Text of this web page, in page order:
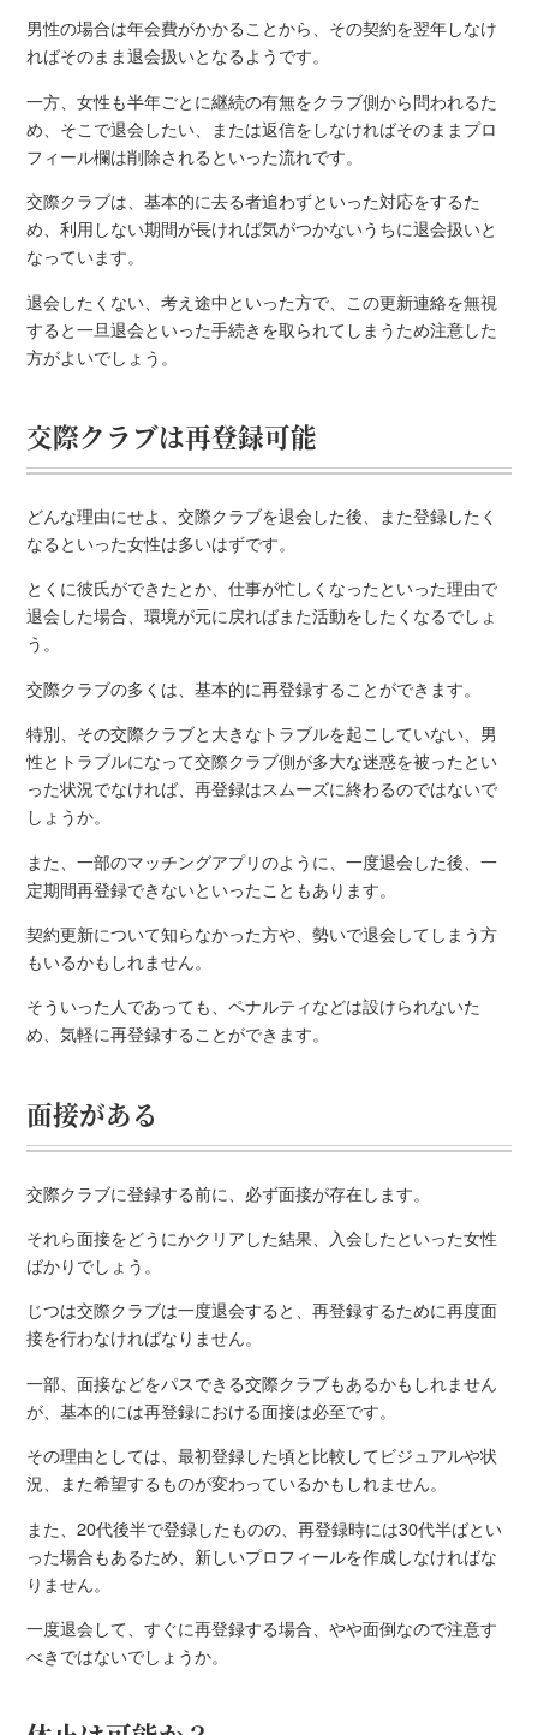
男性の場合は年会費がかかることから、その契約を翌年しなけ
ればそのまま退会扱いとなるようです。
一方、女性も半年ごとに継続の有無をクラブ側から問われるた
め、そこで退会したい、または返信をしなければそのままプロ
フィール欄は削除されるといった流れです。
交際クラブは、基本的に去る者追わずといった対応をするた
め、利用しない期間が長ければ気がつかないうちに退会扱いと
なっています。
退会したくない、考え途中といった方で、この更新連絡を無視
すると一旦退会といった手続きを取られてしまうため注意した
方がよいでしょう。
交際クラブは再登録可能
どんな理由にせよ、交際クラブを退会した後、また登録したく
なるといった女性は多いはずです。
とくに彼氏ができたとか、仕事が忙しくなったといった理由で
退会した場合、環境が元に戻ればまた活動をしたくなるでしょ
う。
交際クラブの多くは、基本的に再登録することができます。
特別、その交際クラブと大きなトラブルを起こしていない、男
性とトラブルになって交際クラブ側が多大な迷惑を被ったとい
った状況でなければ、再登録はスムーズに終わるのではないで
しょうか。
また、一部のマッチングアプリのように、一度退会した後、一
定期間再登録できないといったこともあります。
契約更新について知らなかった方や、勢いで退会してしまう方
もいるかもしれません。
そういった人であっても、ペナルティなどは設けられないた
め、気軽に再登録することができます。
面接がある
交際クラブに登録する前に、必ず面接が存在します。
それら面接をどうにかクリアした結果、入会したといった女性
ばかりでしょう。
じつは交際クラブは一度退会すると、再登録するために再度面
接を行わなければなりません。
一部、面接などをパスできる交際クラブもあるかもしれません
が、基本的には再登録における面接は必至です。
その理由としては、最初登録した頃と比較してビジュアルや状
況、また希望するものが変わっているかもしれません。
また、20代後半で登録したものの、再登録時には30代半ばとい
った場合もあるため、新しいプロフィールを作成しなければな
りません。
一度退会して、すぐに再登録する場合、やや面倒なので注意す
べきではないでしょうか。